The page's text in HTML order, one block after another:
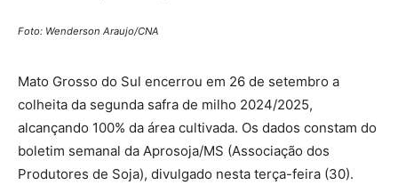
Foto: Wenderson Araujo/CNA
Mato Grosso do Sul encerrou em 26 de setembro a
colheita da segunda safra de milho 2024/2025,
alcançando 100% da área cultivada. Os dados constam do
boletim semanal da Aprosoja/MS (Associação dos
Produtores de Soja), divulgado nesta terça-feira (30).